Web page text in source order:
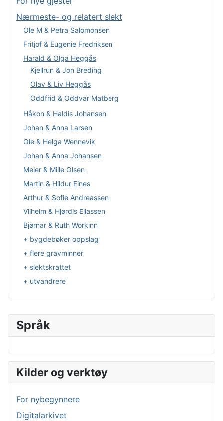
Språk
Velg ditt språk
Kilder og verktøy
For nybegynnere
Digitalarkivet
Nærmeste- og relatert slekt
Ole M & Petra Salomonsen
Fritjof & Eugenie Fredriksen
Harald & Olga Heggås
Kjellrun & Jon Breding
Olav & Liv Heggås
Oddfrid & Oddvar Matberg
Håkon & Haldis Johansen
Johan & Anna Larsen
Ole & Helga Wennevik
Johan & Anna Johansen
Meier & Mille Olsen
Martin & Hildur Eines
Arthur & Sofie Andreassen
Vilhelm & Hjørdis Eliassen
Bjørnar & Ruth Workinn
+ bygdebøker oppslag
+ flere gravminner
+ slektskrattet
+ utvandrere